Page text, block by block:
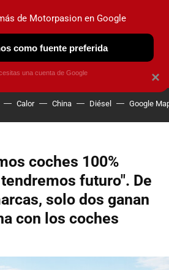
OBSERVATORIO
Calor China Diésel Google
coches 100%
futuro". De
solo dos ganan
con los coches
×
de Motorpasion en Google
como fuente preferida
una cuenta de Google